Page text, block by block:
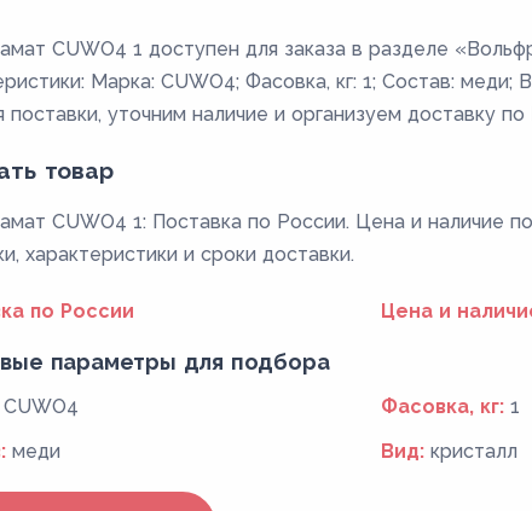
CUWO4 1 доступен для заказа в разделе
Марка: CUWO4; Фасовка, кг: 1; Состав: меди;
поставки, уточним наличие и организуем доставку по
товар
CUWO4 1: Поставка по России. Цена и наличие
характеристики и сроки доставки.
по России Цена и
параметры для подбора
CUWO4 Фасовка, кг: 1
меди Вид: кристалл